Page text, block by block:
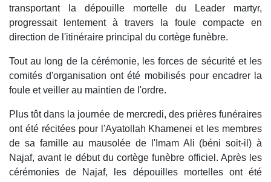
transportant la dépouille mortelle du Leader martyr,
progressait lentement à travers la foule compacte en
direction de l'itinéraire principal du cortège funèbre.
Tout au long de la cérémonie, les forces de sécurité et les
comités d'organisation ont été mobilisés pour encadrer la
foule et veiller au maintien de l'ordre.
Plus tôt dans la journée de mercredi, des prières funéraires
ont été récitées pour l'Ayatollah Khamenei et les membres
de sa famille au mausolée de l'Imam Ali (béni soit-il) à
Najaf, avant le début du cortège funèbre officiel. Après les
cérémonies de Najaf, les dépouilles mortelles ont été